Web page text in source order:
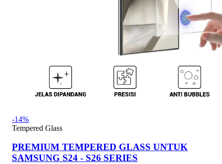
-14%
Tempered Glass
PREMIUM TEMPERED GLASS UNTUK
SAMSUNG S24 - S26 SERIES